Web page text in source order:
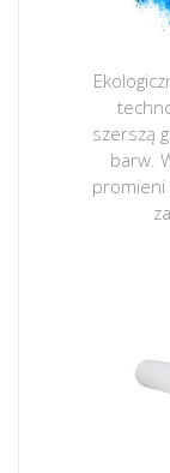
szerszą
barw.
promieni